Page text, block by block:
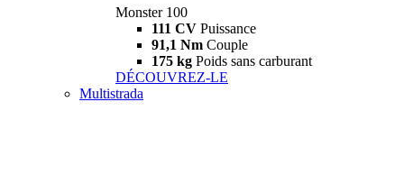
Monster 100
111 CV Puissance
91,1 Nm Couple
175 kg Poids sans carburant
DÉCOUVREZ-LE
Multistrada